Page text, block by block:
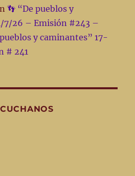
👣 “De pueblos y
7/26 – Emisión #243 –
y caminantes” 17-
# 241